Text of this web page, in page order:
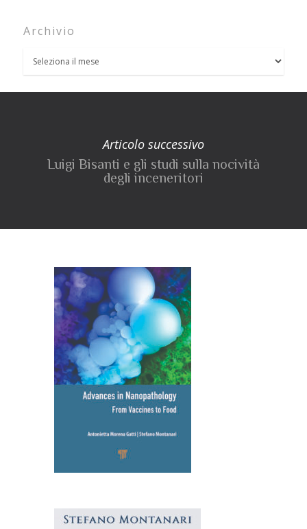
Archivio
Articolo successivo
Luigi Bisanti e gli studi sulla nocività
degli inceneritori